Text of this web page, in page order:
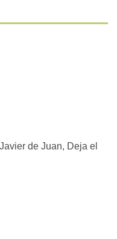
Javier de Juan, Deja el